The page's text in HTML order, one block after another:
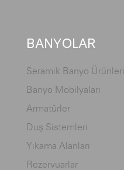
BANYOLAR
Seramik Banyo Ürünleri
Banyo Mobilyaları
Armatürler
Duş Sistemleri
Yıkama Alanları
Rezervuarlar